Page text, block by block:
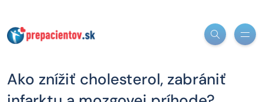
Ako znížiť cholesterol, zabrániť